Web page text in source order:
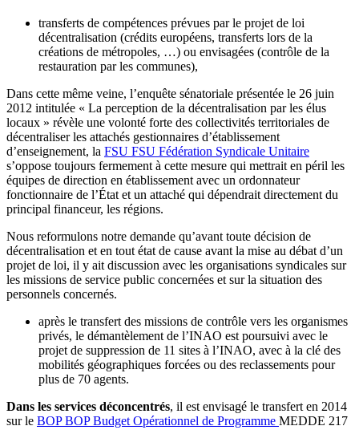
transferts de compétences prévues par le projet de loi
décentralisation (crédits européens, transferts lors de la
créations de métropoles, …) ou envisagées (contrôle de la
restauration par les communes),
Dans cette même veine, l’enquête sénatoriale présentée le 26 juin
2012 intitulée « La perception de la décentralisation par les élus
locaux » révèle une volonté forte des collectivités territoriales de
décentraliser les attachés gestionnaires d’établissement
d’enseignement, la FSU FSU Fédération Syndicale Unitaire
s’oppose toujours fermement à cette mesure qui mettrait en péril les
équipes de direction en établissement avec un ordonnateur
fonctionnaire de l’État et un attaché qui dépendrait directement du
principal financeur, les régions.
Nous reformulons notre demande qu’avant toute décision de
décentralisation et en tout état de cause avant la mise au débat d’un
projet de loi, il y ait discussion avec les organisations syndicales sur
les missions de service public concernées et sur la situation des
personnels concernés.
après le transfert des missions de contrôle vers les organismes
privés, le démantèlement de l’INAO est poursuivi avec le
projet de suppression de 11 sites à l’INAO, avec à la clé des
mobilités géographiques forcées ou des reclassements pour
plus de 70 agents.
Dans les services déconcentrés, il est envisagé le transfert en 2014
sur le BOP BOP Budget Opérationnel de Programme MEDDE 217